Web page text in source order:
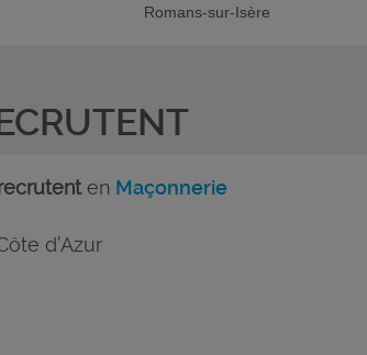
Romans-sur-Isère
en Maçonnerie
d'Azur